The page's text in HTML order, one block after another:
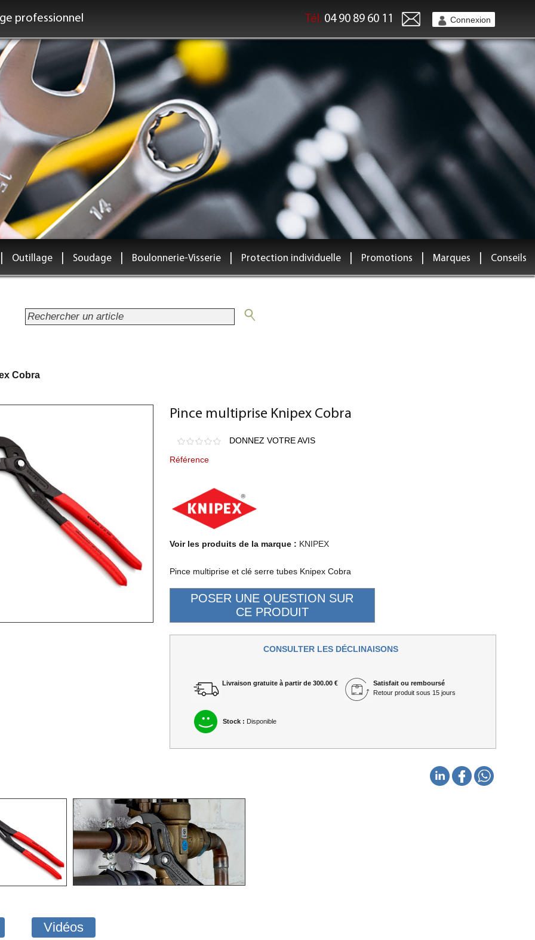
professionnel Connexion
Tél. 04 90 89 60 11
Outillage Soudage Boulonnerie-Visserie Protection individuelle Promotions Marques Conseils
Cobra
Pince multiprise Knipex Cobra
DONNEZ VOTRE AVIS
Référence
Voir les produits de la marque : KNIPEX
Pince multiprise et clé serre tubes Knipex Cobra
CONSULTER LES DÉCLINAISONS
Livraison gratuite à partir de 300.00 €
Satisfait ou remboursé
Retour produit sous 15 jours
Stock : Disponible
Vidéos